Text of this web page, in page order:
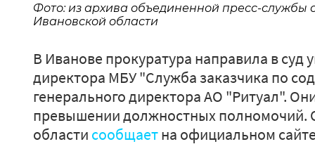
Фото: из архива объединенной пресс-
Ивановской области
В Иванове прокуратура направила в суд
директора МБУ "Служба заказчика по
генерального директора АО "Ритуал".
превышении должностных полномочий.
области сообщаетна официальном